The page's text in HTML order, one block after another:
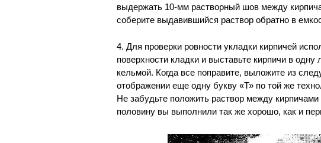
выдержать 10-мм растворный шов между
соберите выдавившийся раствор обратно в
4. Для проверки ровности укладки кирпичей
поверхности кладки и выставьте кирпичи в
кельмой. Когда все поправите, выложите из
отображении еще одну букву «Т» по той же
Не забудьте положить раствор между
половину вы выполнили так же хорошо, как и